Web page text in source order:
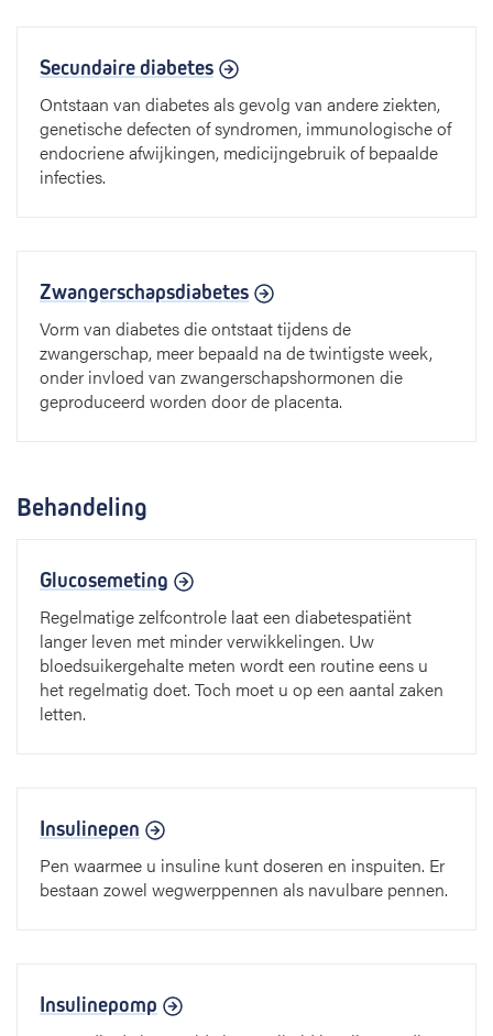
Secundaire diabetes
Ontstaan van diabetes als gevolg van andere ziekten,
genetische defecten of syndromen, immunologische of
endocriene afwijkingen, medicijngebruik of bepaalde
infecties.
Zwangerschapsdiabetes
Vorm van diabetes die ontstaat tijdens de
zwangerschap, meer bepaald na de twintigste week,
onder invloed van zwangerschapshormonen die
geproduceerd worden door de placenta.
Behandeling
Glucosemeting
Regelmatige zelfcontrole laat een diabetespatiënt
langer leven met minder verwikkelingen. Uw
bloedsuikergehalte meten wordt een routine eens u
het regelmatig doet. Toch moet u op een aantal zaken
letten.
Insulinepen
Pen waarmee u insuline kunt doseren en inspuiten. Er
bestaan zowel wegwerppennen als navulbare pennen.
Insulinepomp